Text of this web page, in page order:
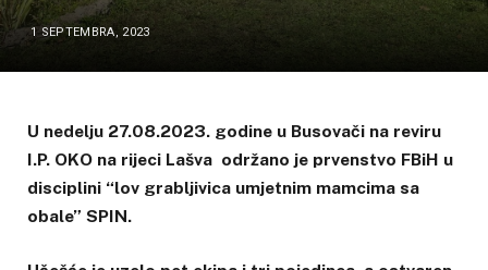
1 SEPTEMBRA, 2023
U nedelju 27.08.2023. godine u Busovači na reviru
I.P. OKO na rijeci Lašva održano je prvenstvo FBiH u
disciplini “lov grabljivica umjetnim mamcima sa
obale” SPIN.